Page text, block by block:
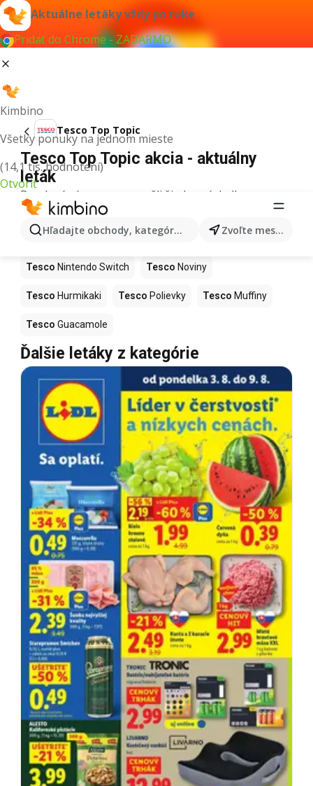
Aktuálne letáky vždy po ruke
Pridať do Chrome - ZADARMO
Kimbino
Všetky ponuky na jednom mieste
(14,1 tis. hodnotení)
Otvoriť
Hľadajte obchody, kategórie, produkty... Zvoľte mesto
Tesco Top Topic
Tesco Top Topic akcia - aktuálny
leták
Pre daný výraz sme nenašli žiadne výsledky.
Ďalšie produkty v obchodoch Tesco
Tesco Kapor Tesco Ashwagandha
Tesco Nintendo Switch Tesco Noviny
Tesco Hurmikaki Tesco Polievky Tesco Muffiny
Tesco Guacamole
Ďalšie letáky z kategórie